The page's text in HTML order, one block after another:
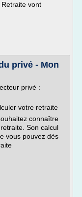
vont
privé - Mon
privé :
votre retraite
connaître
Son calcul
vous pouvez dès